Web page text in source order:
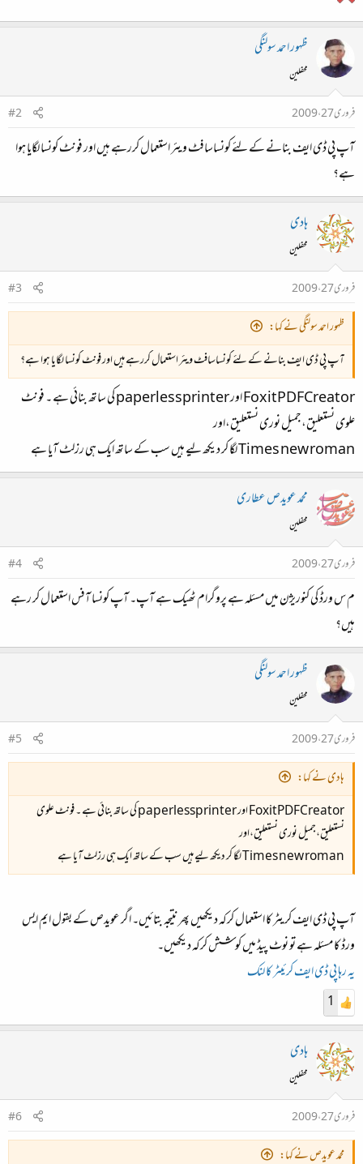
ظہور احمد سولنگی
محفلین
فروری 27، 2009
#2
آپ پی ڈی ایف بنانے کے لئے کونساسافٹ ویئر استعمال کررہے ہیں اور فونٹ کونسا لگایا ہوا
ہے؟
ہادی
محفلین
فروری 27، 2009
#3
ظہور احمد سولنگی نے کہا:
آپ پی ڈی ایف بنانے کے لئے کونساسافٹ ویئر استعمال کررہے ہیں اور فونٹ کونسا لگایا ہوا ہے؟
FoxitPDFCreator اور paperlessprinter کی ساتھ بنائی ہے ۔ فونٹ
علوی نستعلیق،جمیل نوری نستعلیق،اور
Times new roman لگا کر دیکھ لیے ہیں سب کے ساتھ ایک ہی رزلٹ آیا ہے
محمد عویدص عطاری
محفلین
فروری 27، 2009
#4
م س ورڈ کی کنوریژن میں مسئلہ ہے پروگرام ٹھیک ہے آپ۔ آپ کونسا آفس استعمال کر رہے
ہیں؟
ظہور احمد سولنگی
محفلین
فروری 27، 2009
#5
ہادی نے کہا:
FoxitPDFCreator اور paperlessprinter کی ساتھ بنائی ہے ۔ فونٹ علوی
نستعلیق،جمیل نوری نستعلیق،اور
Times new roman لگا کر دیکھ لیے ہیں سب کے ساتھ ایک ہی رزلٹ آیا ہے
آپ پی ڈی ایف کریٹر کا استعمال کرکہ دیکھیں پھر نتیجہ بتائیں۔ اگر عویدص کے بقول ایم ایس
ورڈ کا مسئلہ ہے تو نوٹ پیڈ میں کوشش کرکہ دیکھیں۔
یہ رہا پی ڈی ایف کرئیٹر کا لنک
1
ہادی
محفلین
فروری 27، 2009
#6
محمد عویدص نے کہا: